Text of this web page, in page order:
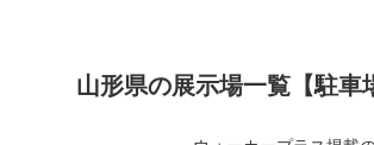
山形県の展示場一覧【駐車